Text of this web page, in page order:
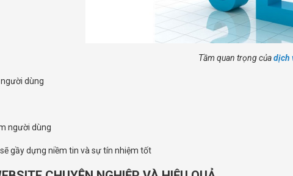
Tầm quan trọng củadịch
dùng
người dùng
gầy dựng niềm tin và sự tín nhiệm tốt